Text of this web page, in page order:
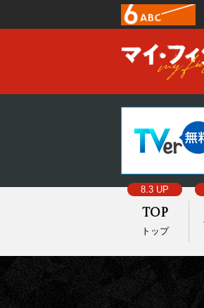
Top
トップ
8.3 UP